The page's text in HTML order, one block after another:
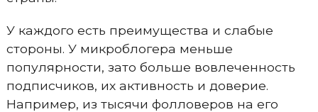
У каждого есть преимущества и слабые
стороны. У микроблогера меньше
популярности, зато больше вовлеченность
подписчиков, их активность и доверие.
Например, из тысячи фолловеров на его